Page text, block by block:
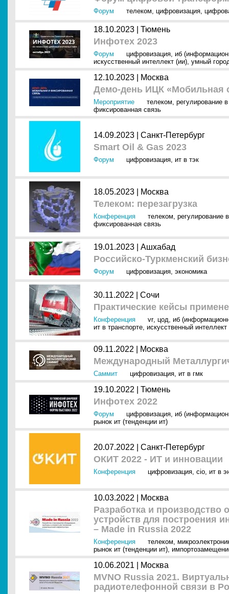
Форум телеком, цифровизация,
18.10.2023 | Тюмень
Инфотех 2023
Форум цифровизация, иб
искусственный интеллект (ии), умный
12.10.2023 | Москва
Демо-день ИЦК «Мобильная
Мероприятие телеком, регулирование
фиксированная связь
14.09.2023 | Санкт-Петербург
Smart Oil & Gas 2023
Форум цифровизация, ит в тэк
18.05.2023 | Москва
Телеком: перезагрузка
Конференция телеком, регулирование
фиксированная связь
19.01.2023 | Ашхабад
Российско-Туркменский
Форум цифровизация, экономика
30.11.2022 | Сочи
Практические кейсы
Конференция vr, цод, иб
ит в транспорте, искусственный интеллект
09.11.2022 | Москва
Международный
Саммит цифровизация, ит в гмк
19.10.2022 | Тюмень
Инфотех 2022
Форум цифровизация, иб
рынок ит (тенденции ит)
20.07.2022 | Санкт-Петербург
ОКИТ 2022 - ИТ и инновации
Конференция цифровизация, cio, ит в
10.03.2022 | Москва
Разработка и производство
устройств для построения
– Made in Russia 2022
Конференция телеком,
рынок ит (тенденции ит),
10.06.2021 | Москва
MVNO Russia 2021.
радиотелефонной связи в